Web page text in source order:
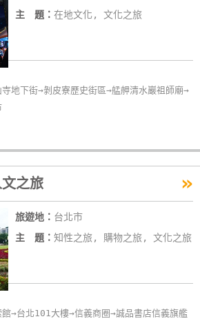
主 題： 在地文化, 文化之旅
地下街→剝皮寮歷史街區→艋舺清水巖祖師廟→
之旅 »
旅遊地： 台北市
主 題： 知性之旅, 購物之旅, 文化之旅
→台北101大樓→信義商圈→誠品書店信義旗艦